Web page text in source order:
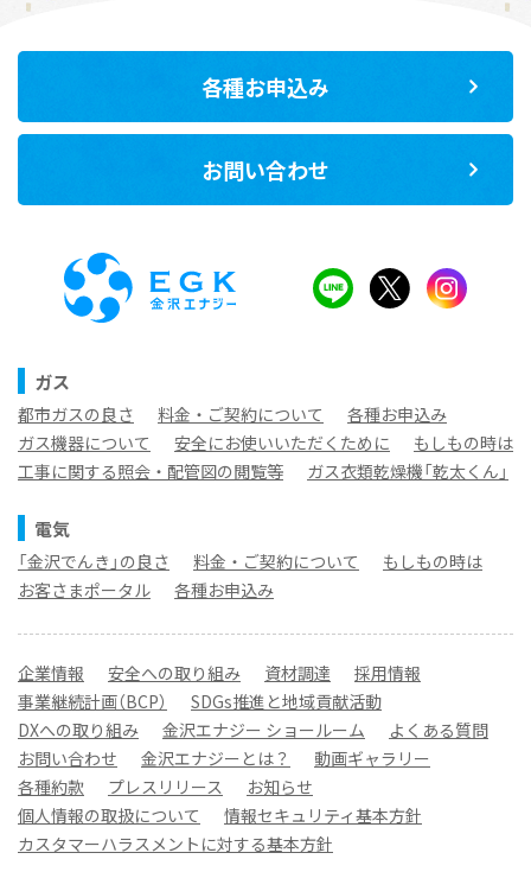
各種お申込み
お問い合わせ
ガス
都市ガスの良さ 料金・ご契約について
各種お申込み
ガス機器について
安全にお使いいただくために
もしもの時は
工事に関する照会・配管図の閲覧等
ガス衣類乾燥機「乾太くん」
電気
「金沢でんき」の良さ 料金・ご契約について
もしもの時は
お客さまポータル
各種お申込み
企業情報 安全への取り組み 資材調達
採用情報
事業継続計画（BCP）
SDGs推進と地域貢献活動
DXへの取り組み
金沢エナジー ショールーム
よくある質問
お問い合わせ
金沢エナジーとは？
動画ギャラリー
各種約款
プレスリリース
お知らせ
個人情報の取扱について
情報セキュリティ基本方針
カスタマーハラスメントに対する基本方針